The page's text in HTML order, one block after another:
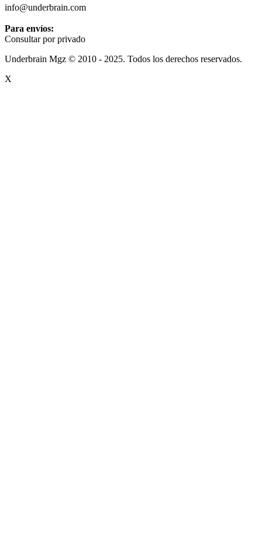
info@underbrain.com
Para envíos:
Consultar por privado
Underbrain Mgz © 2010 - 2025. Todos los derechos reservados.
X